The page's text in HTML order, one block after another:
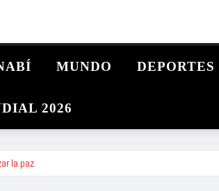
MUNDO DEPORTES
2026
la paz